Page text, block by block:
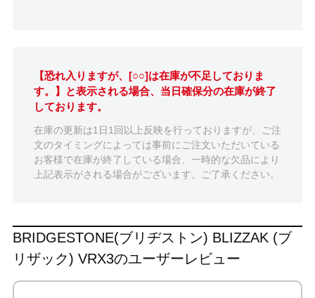
【恐れ入りますが、[○○]は在庫が不足しておりま
す。】と表示される場合、当日確保分の在庫が終了
しております。
在庫の更新は1日1回以上反映を行っておりますが、ご注
文のタイミングによっては事前にご注文いただいている
お客様で在庫が終了している場合、一時的な欠品により
上記表示がされる場合がございます。ご了承ください。
BRIDGESTONE(ブリヂストン) BLIZZAK (ブ
リザック) VRX3のユーザーレビュー